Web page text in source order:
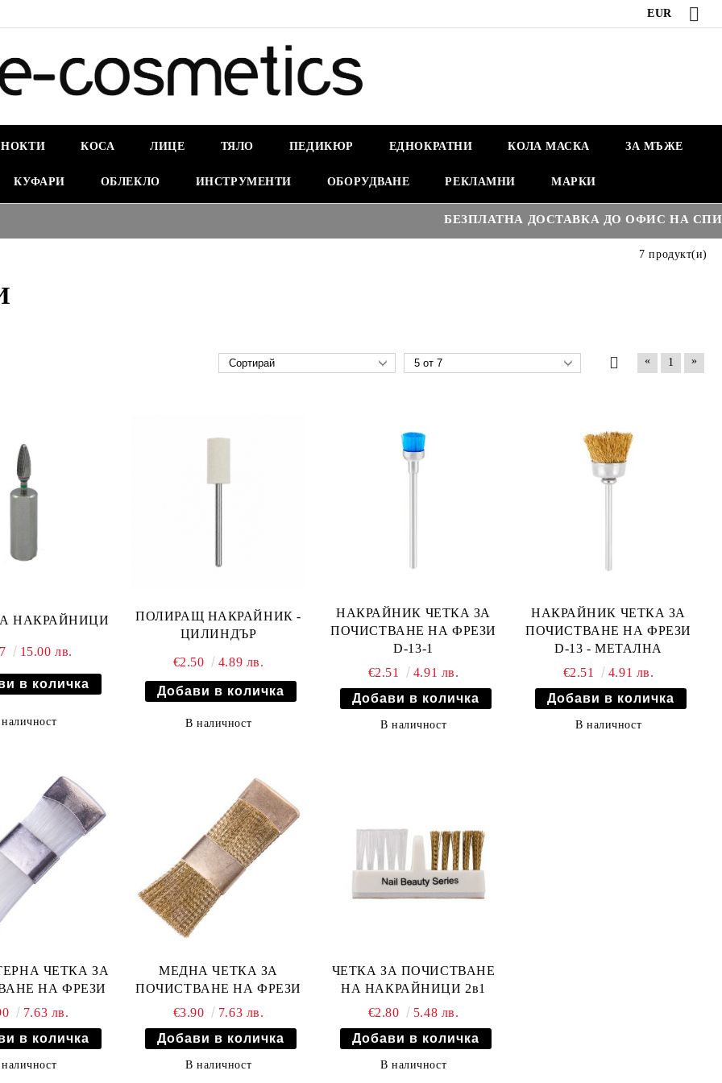
EUR
НОКТИ КОСА ЛИЦЕ ТЯЛО ПЕДИКЮР ЕДНОКРАТНИ КОЛА МАСКА ЗА МЪЖЕ
КУФАРИ ОБЛЕКЛО ИНСТРУМЕНТИ ОБОРУДВАНЕ РЕКЛАМНИ МАРКИ
БЕЗПЛАТНА ДОСТАВКА ДО ОФИС НА СПИДИ
7 продукт(и)
« 1 »
НАКРАЙНИЦИ
15.00 лв.
ПОЛИРАЩ НАКРАЙНИК -
ЦИЛИНДЪР
€2.50 4.89 лв.
В наличност
НАКРАЙНИК ЧЕТКА ЗА
ПОЧИСТВАНЕ НА ФРЕЗИ
D-13-1
€2.51
4.91 лв.
В наличност
НАКРАЙНИК ЧЕТКА ЗА
ПОЧИСТВАНЕ НА ФРЕЗИ
D-13 - МЕТАЛНА
€2.51
4.91 лв.
В наличност
ЧЕТКА ЗА
НА ФРЕЗИ
7.63 лв.
МЕДНА ЧЕТКА ЗА
ПОЧИСТВАНЕ НА ФРЕЗИ
€3.90
7.63 лв.
В наличност
ЧЕТКА ЗА ПОЧИСТВАНЕ
НА НАКРАЙНИЦИ 2в1
€2.80
5.48 лв.
В наличност